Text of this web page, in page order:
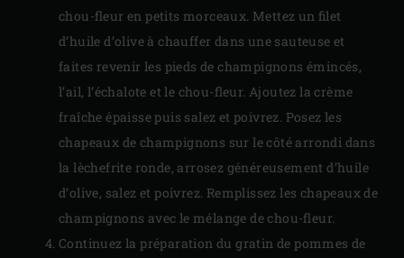
chou-fleur en petits morceaux. Mettez un filet
d’huile d’olive à chauffer dans une sauteuse et
faites revenir les pieds de champignons émincés,
l’ail, l’échalote et le chou-fleur. Ajoutez la crème
fraîche épaisse puis salez et poivrez. Posez les
chapeaux de champignons sur le côté arrondi dans
la lèchefrite ronde, arrosez généreusement d’huile
d’olive, salez et poivrez. Remplissez les chapeaux de
champignons avec le mélange de chou-fleur.
Continuez la préparation du gratin de pommes de